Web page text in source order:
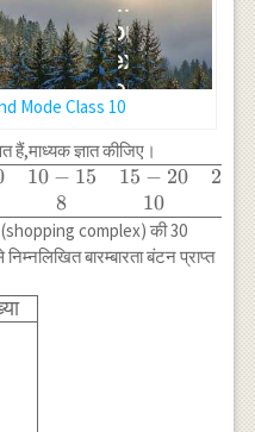
Mode Class 10
हैं,माध्यक ज्ञात कीजिए।
10 − 15
8
15 − 20
10
20
(shopping complex) की 30
निम्नलिखित बारम्बारता बंटन प्राप्त